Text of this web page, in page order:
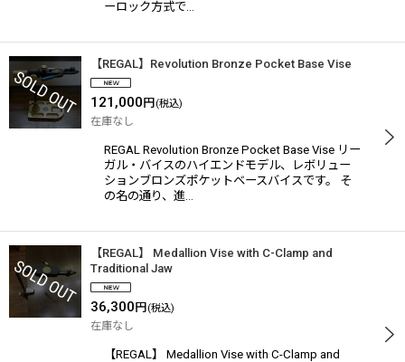
ーロック方式で…
【REGAL】Revolution Bronze Pocket Base Vise
121,000 円 (税込)
在庫なし
REGAL Revolution Bronze Pocket Base Vise リー
ガル・バイスのハイエンドモデル、レボリュー
ションブロンズポケットベースバイスです。 そ
の名の通り、進…
【REGAL】 Medallion Vise with C-Clamp and
Traditional Jaw
36,300 円 (税込)
在庫なし
【REGAL】 Medallion Vise with C-Clamp and